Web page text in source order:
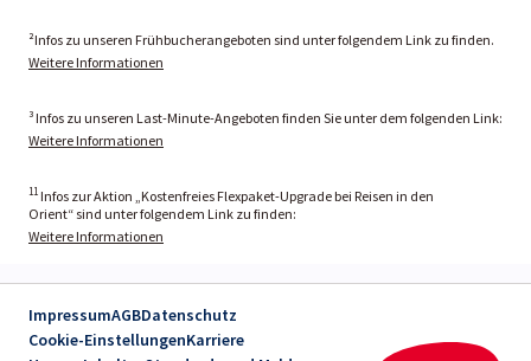
²Infos zu unseren Frühbucherangeboten sind unter folgendem Link zu finden.
Weitere Informationen
³ Infos zu unseren Last-Minute-Angeboten finden Sie unter dem folgenden Link:
Weitere Informationen
11 Infos zur Aktion „Kostenfreies Flexpaket-Upgrade bei Reisen in den
Orient“ sind unter folgendem Link zu finden:
Weitere Informationen
ImpressumAGBDatenschutz
Cookie-EinstellungenKarriere